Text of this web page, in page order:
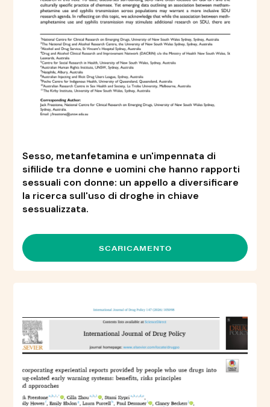
Sesso, metanfetamina e un'impennata di
sifilide tra donne e uomini che hanno rapporti
sessuali con donne: un appello a diversificare
la ricerca sull'uso di droghe in chiave
sessualizzata.
SCARICAMENTO